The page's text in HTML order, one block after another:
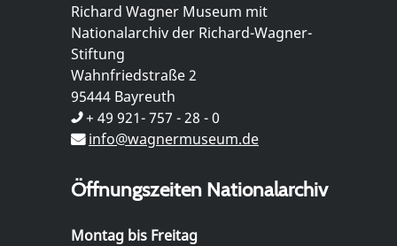
Richard Wagner Museum mit
Nationalarchiv der Richard-Wagner-
Stiftung
Wahnfriedstraße 2
95444 Bayreuth
+ 49 921- 757 - 28 - 0
info@wagnermuseum.de
Öffnungszeiten Nationalarchiv
Montag bis Freitag